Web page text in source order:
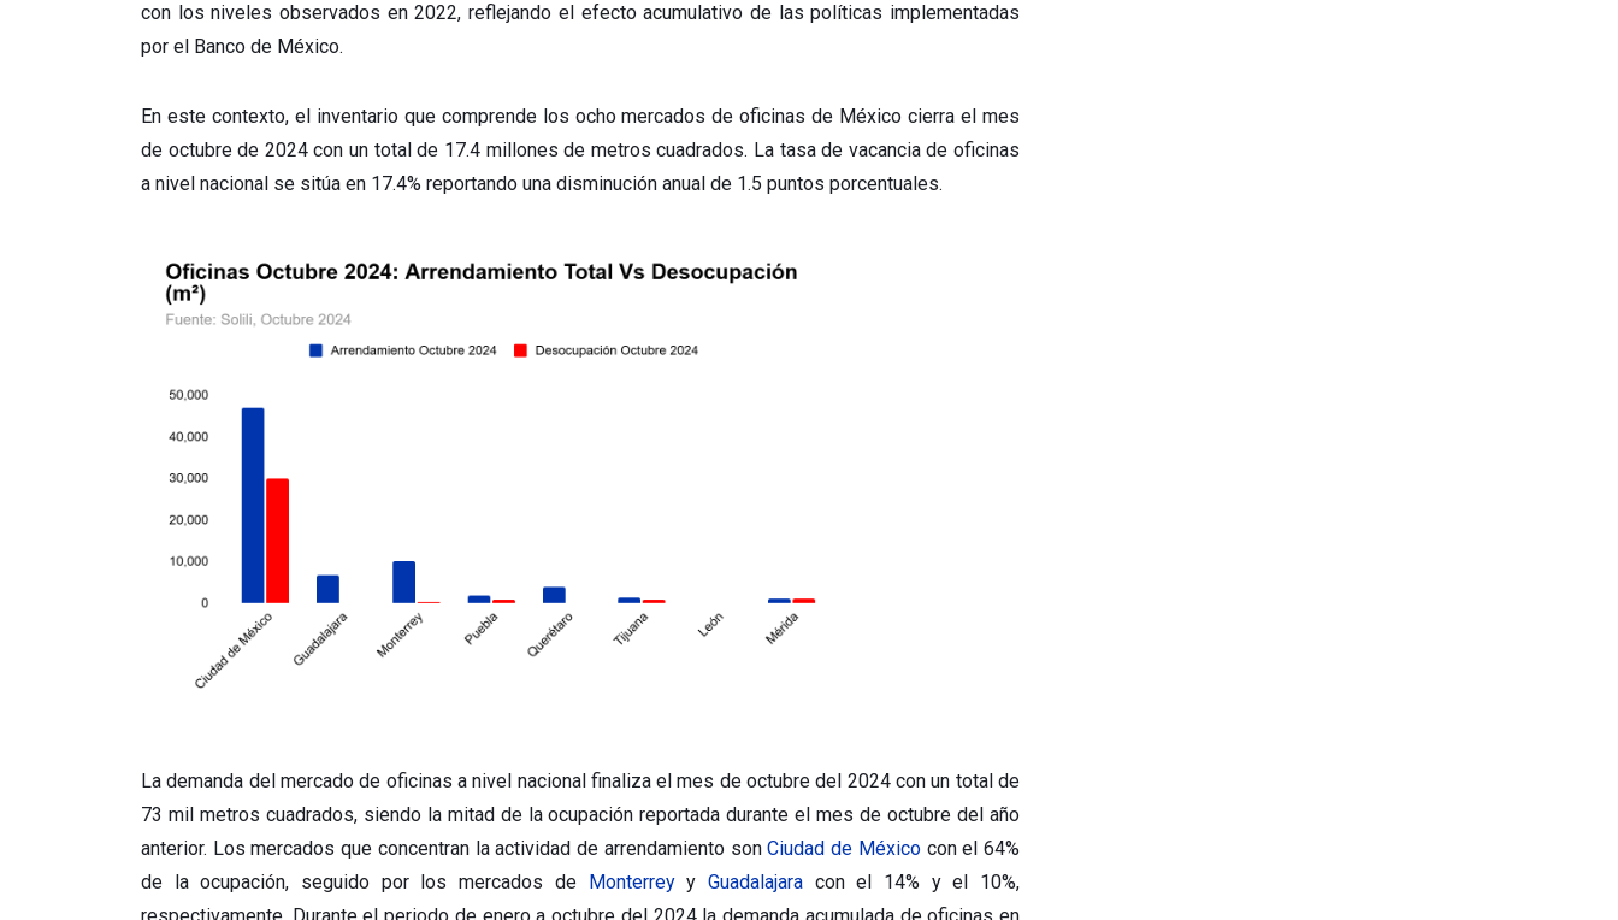
con los niveles observados en 2022, reflejando el efecto acumulativo de las políticas implementadas
por el Banco de México.
En este contexto, el inventario que comprende los ocho mercados de oficinas de México cierra el mes
de octubre de 2024 con un total de 17.4 millones de metros cuadrados. La tasa de vacancia de oficinas
a nivel nacional se sitúa en 17.4% reportando una disminución anual de 1.5 puntos porcentuales.
La demanda del mercado de oficinas a nivel nacional finaliza el mes de octubre del 2024 con un total de
73 mil metros cuadrados, siendo la mitad de la ocupación reportada durante el mes de octubre del año
anterior. Los mercados que concentran la actividad de arrendamiento sonCiudad de Méxicocon el 64%
de la ocupación, seguido por los mercados de Monterreyy Guadalajaracon el 14% y el 10%,